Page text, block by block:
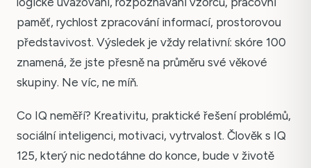
paměť, rychlost zpracování informací, prostorovou
představivost. Výsledek je vždy relativní: skóre 100
znamená, že jste přesně na průměru své věkové
skupiny. Ne víc, ne míň.
Co IQ neměří? Kreativitu, praktické řešení problémů,
sociální inteligenci, motivaci, vytrvalost. Člověk s IQ
125, který nic nedotáhne do konce, bude v životě